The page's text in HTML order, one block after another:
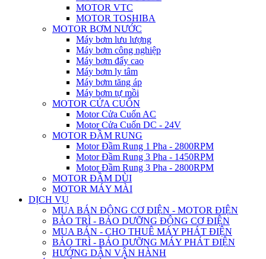
MOTOR VTC
MOTOR TOSHIBA
MOTOR BƠM NƯỚC
Máy bơm lưu lượng
Máy bơm công nghiệp
Máy bơm đẩy cao
Máy bơm ly tâm
Máy bơm tăng áp
Máy bơm tự mồi
MOTOR CỬA CUỐN
Motor Cửa Cuốn AC
Motor Cửa Cuốn DC - 24V
MOTOR ĐẦM RUNG
Motor Đầm Rung 1 Pha - 2800RPM
Motor Đầm Rung 3 Pha - 1450RPM
Motor Đầm Rung 3 Pha - 2800RPM
MOTOR ĐẦM DÙI
MOTOR MÁY MÀI
DỊCH VỤ
MUA BÁN ĐỘNG CƠ ĐIỆN - MOTOR ĐIỆN
BẢO TRÌ - BẢO DƯỠNG ĐỘNG CƠ ĐIỆN
MUA BÁN - CHO THUÊ MÁY PHÁT ĐIỆN
BẢO TRÌ - BẢO DƯỠNG MÁY PHÁT ĐIỆN
HƯỚNG DẪN VẬN HÀNH